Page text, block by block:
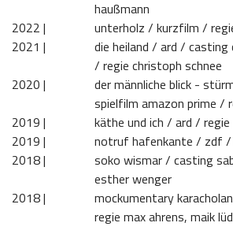
haußmann
2022 |
unterholz / kurzfilm /
2021 |
die heiland / ard /
/ regie christoph schnee
2020 |
der männliche blick -
spielfilm amazon prime /
2019 |
käthe und ich / ard /
2019 |
notruf hafenkante / zdf /
2018 |
soko wismar / casting
esther wenger
2018 |
mockumentary
regie max ahrens, maik